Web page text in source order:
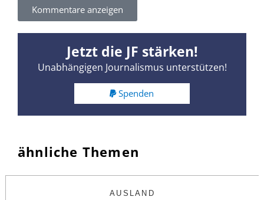
Kommentare anzeigen
Jetzt die JF stärken!
Unabhängigen Journalismus unterstützen!
Spenden
ähnliche Themen
AUSLAND